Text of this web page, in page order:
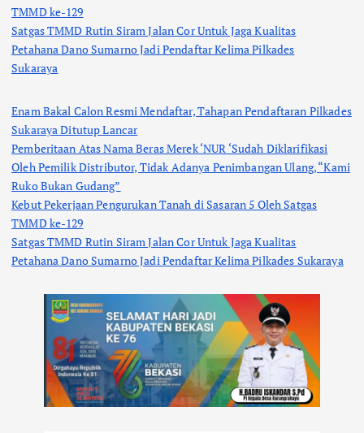
TMMD ke-129
Satgas TMMD Rutin Siram Jalan Cor Untuk Jaga Kualitas
Petahana Dano Sumarno Jadi Pendaftar Kelima Pilkades
Sukaraya
Enam Bakal Calon Resmi Mendaftar, Tahapan Pendaftaran Pilkades
Sukaraya Ditutup Lancar
Pemberitaan Atas Nama Beras Merek ‘NUR ‘Sudah Diklarifikasi
Oleh Pemilik Distributor, Tidak Adanya Penimbangan Ulang, “Kami
Ruko Bukan Gudang”
Kebut Pekerjaan Pengurukan Tanah di Sasaran 5 Oleh Satgas
TMMD ke-129
Satgas TMMD Rutin Siram Jalan Cor Untuk Jaga Kualitas
Petahana Dano Sumarno Jadi Pendaftar Kelima Pilkades Sukaraya